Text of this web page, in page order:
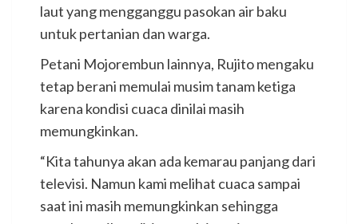
laut yang mengganggu pasokan air baku
untuk pertanian dan warga.
Petani Mojorembun lainnya, Rujito mengaku
tetap berani memulai musim tanam ketiga
karena kondisi cuaca dinilai masih
memungkinkan.
“Kita tahunya akan ada kemarau panjang dari
televisi. Namun kami melihat cuaca sampai
saat ini masih memungkinkan sehingga